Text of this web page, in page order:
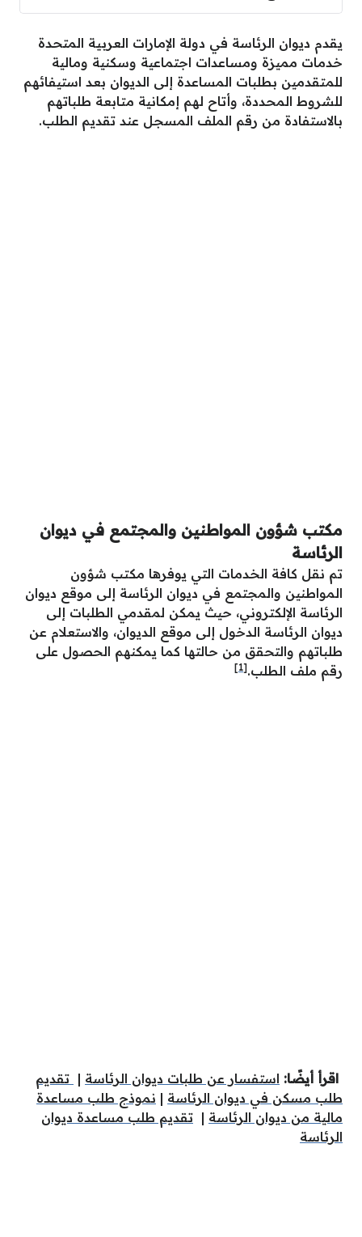
يقدم ديوان الرئاسة في دولة الإمارات العربية المتحدة
خدمات مميزة ومساعدات اجتماعية وسكنية ومالية
للمتقدمين بطلبات المساعدة إلى الديوان بعد استيفائهم
للشروط المحددة، وأتاح لهم إمكانية متابعة طلباتهم
بالاستفادة من رقم الملف المسجل عند تقديم الطلب.
مكتب شؤون المواطنين والمجتمع في ديوان
الرئاسة
تم نقل كافة الخدمات التي يوفرها مكتب شؤون
المواطنين والمجتمع في ديوان الرئاسة إلى موقع ديوان
الرئاسة الإلكتروني، حيث يمكن لمقدمي الطلبات إلى
ديوان الرئاسة الدخول إلى موقع الديوان، والاستعلام عن
طلباتهم والتحقق من حالتها كما يمكنهم الحصول على
رقم ملف الطلب.[1]
اقرأ أيضًا: استفسار عن طلبات ديوان الرئاسة | تقديم
طلب مسكن في ديوان الرئاسة | نموذج طلب مساعدة
مالية من ديوان الرئاسة | تقديم طلب مساعدة ديوان
الرئاسة